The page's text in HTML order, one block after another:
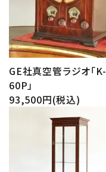
GE社真空管ラジオ「K-
60P」
93,500円(税込)